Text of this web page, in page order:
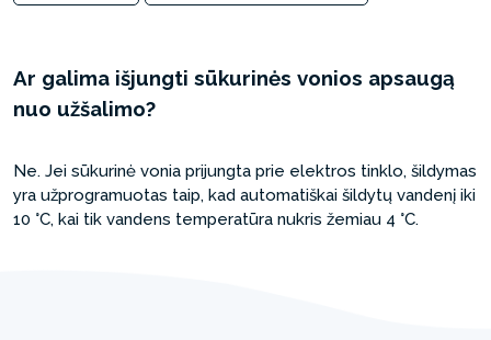
Ar galima išjungti sūkurinės vonios apsaugą
nuo užšalimo?
Ne. Jei sūkurinė vonia prijungta prie elektros tinklo, šildymas
yra užprogramuotas taip, kad automatiškai šildytų vandenį iki
10 °C, kai tik vandens temperatūra nukris žemiau 4 °C.